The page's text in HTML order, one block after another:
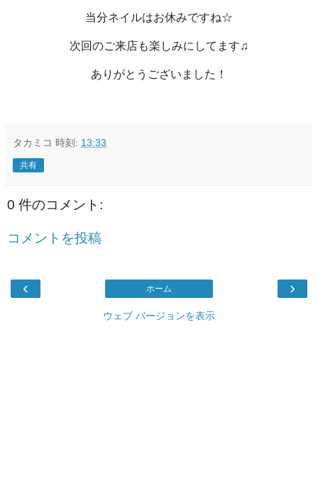
当分ネイルはお休みですね☆
次回のご来店も楽しみにしてます♫
ありがとうございました！
タカミコ 時刻: 13:33
共有
0 件のコメント:
コメントを投稿
‹ ›
ホーム
ウェブ バージョンを表示